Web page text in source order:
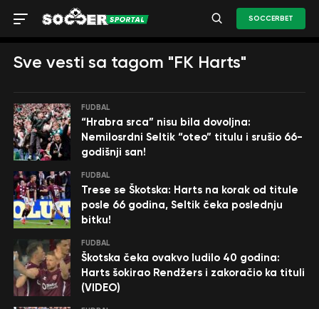
SOCCERBET
Sve vesti sa tagom "FK Harts"
FUDBAL
“Hrabra srca” nisu bila dovoljna:
Nemilosrdni Seltik “oteo” titulu i srušio 66-
godišnji san!
FUDBAL
Trese se Škotska: Harts na korak od titule
posle 66 godina, Seltik čeka poslednju
bitku!
FUDBAL
Škotska čeka ovakvo ludilo 40 godina:
Harts šokirao Rendžers i zakoračio ka tituli
(VIDEO)